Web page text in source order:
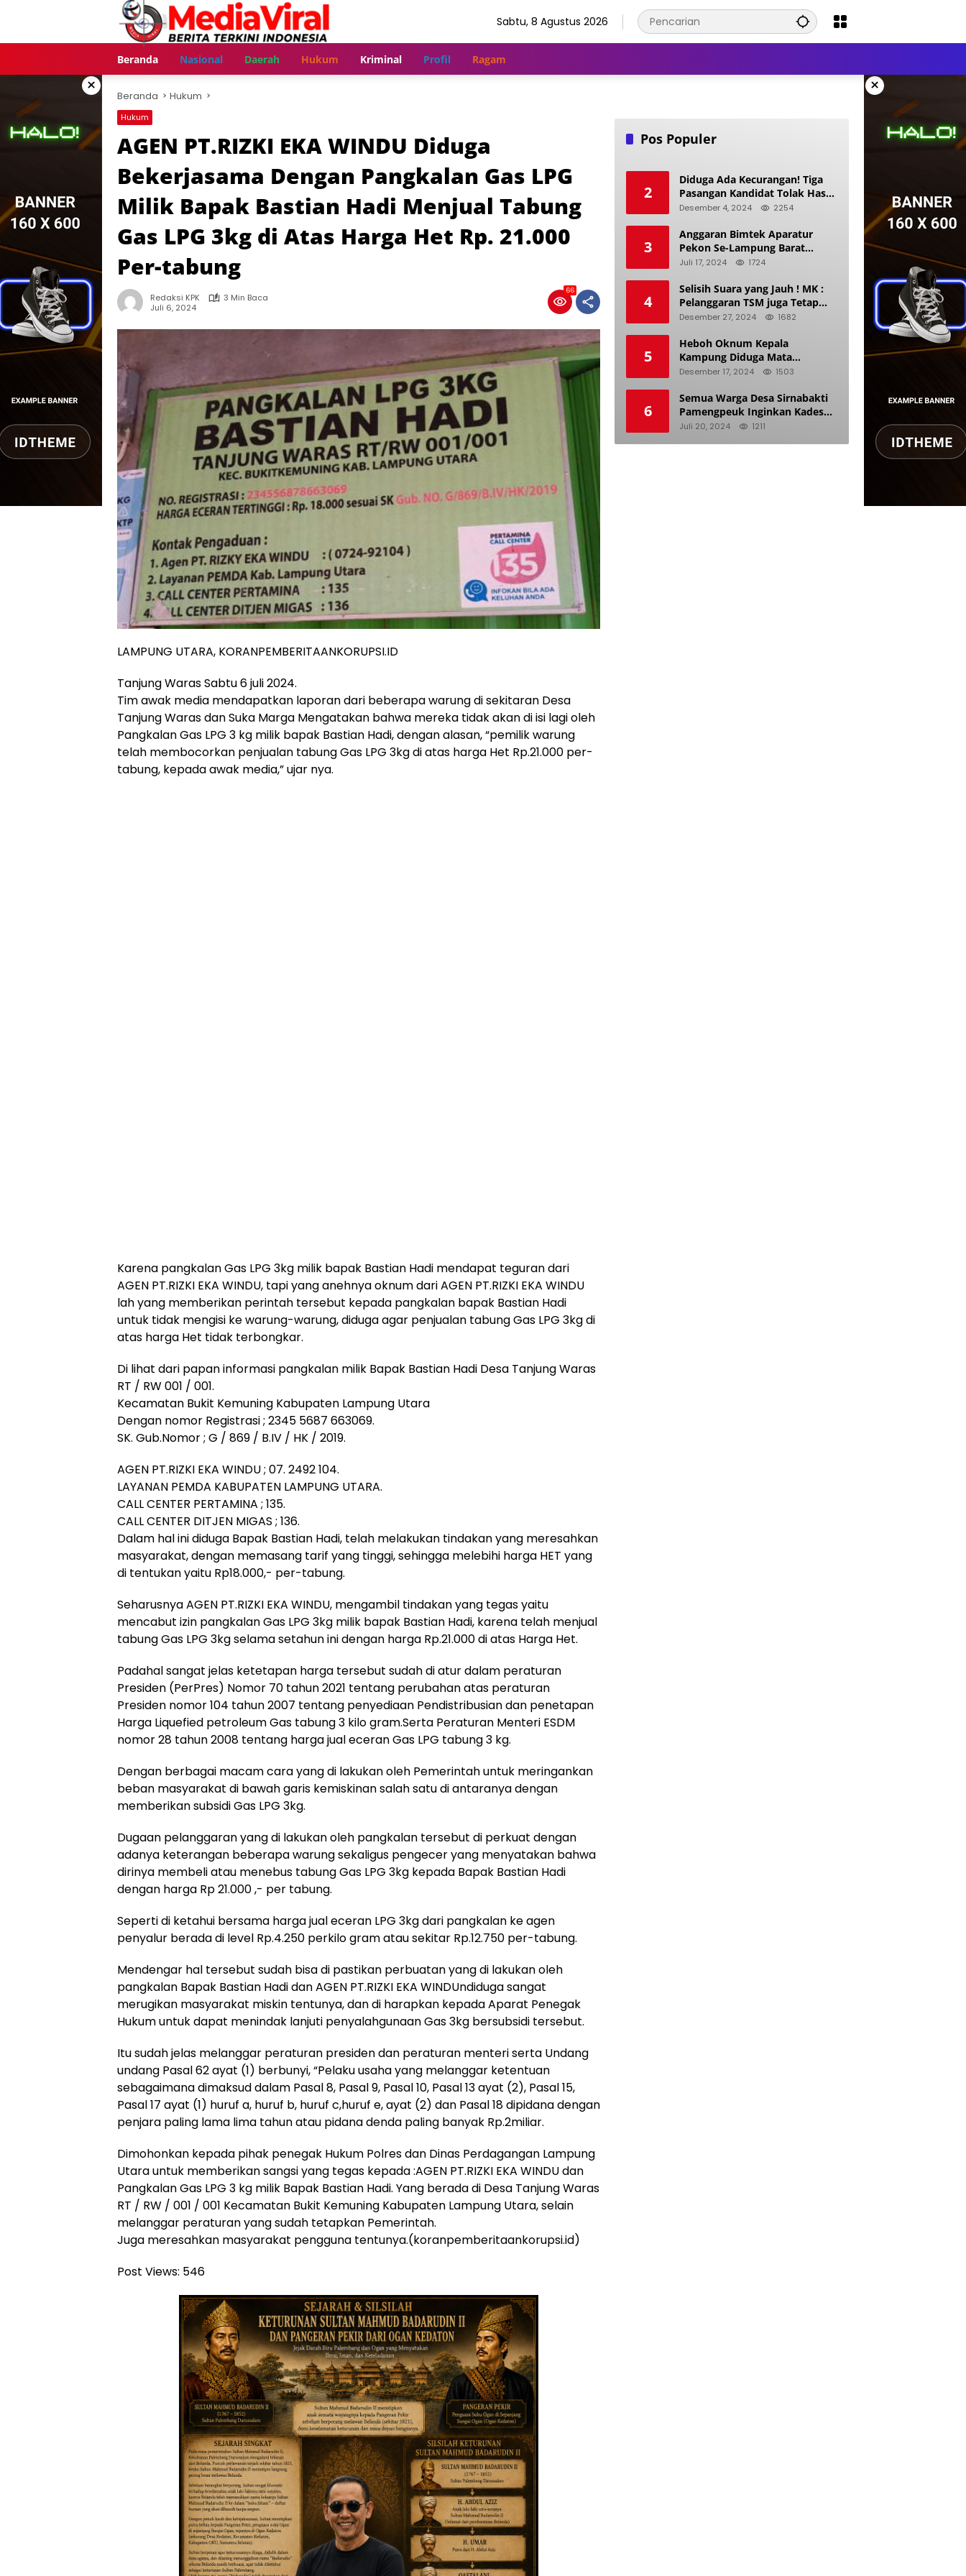
Sabtu, 8 Agustus 2026
Beranda Nasional Daerah Hukum Kriminal Profil Ragam
× ×
Beranda Hukum
Hukum
AGEN PT.RIZKI EKA WINDU Diduga
Bekerjasama Dengan Pangkalan Gas LPG
Milik Bapak Bastian Hadi Menjual Tabung
Gas LPG 3kg di Atas Harga Het Rp. 21.000
Per-tabung
Redaksi KPK
3 Min Baca
Juli 6, 2024
66
LAMPUNG UTARA, KORANPEMBERITAANKORUPSI.ID
Tanjung Waras Sabtu 6 juli 2024.
Tim awak media mendapatkan laporan dari beberapa warung di sekitaran Desa
Tanjung Waras dan Suka Marga Mengatakan bahwa mereka tidak akan di isi lagi oleh
Pangkalan Gas LPG 3 kg milik bapak Bastian Hadi, dengan alasan, “pemilik warung
telah membocorkan penjualan tabung Gas LPG 3kg di atas harga Het Rp.21.000 per-
tabung, kepada awak media,” ujar nya.
Karena pangkalan Gas LPG 3kg milik bapak Bastian Hadi mendapat teguran dari
AGEN PT.RIZKI EKA WINDU, tapi yang anehnya oknum dari AGEN PT.RIZKI EKA WINDU
lah yang memberikan perintah tersebut kepada pangkalan bapak Bastian Hadi
untuk tidak mengisi ke warung-warung, diduga agar penjualan tabung Gas LPG 3kg di
atas harga Het tidak terbongkar.
Di lihat dari papan informasi pangkalan milik Bapak Bastian Hadi Desa Tanjung Waras
RT / RW 001 / 001.
Kecamatan Bukit Kemuning Kabupaten Lampung Utara
Dengan nomor Registrasi ; 2345 5687 663069.
SK. Gub.Nomor ; G / 869 / B.IV / HK / 2019.
AGEN PT.RIZKI EKA WINDU ; 07. 2492 104.
LAYANAN PEMDA KABUPATEN LAMPUNG UTARA.
CALL CENTER PERTAMINA ; 135.
CALL CENTER DITJEN MIGAS ; 136.
Dalam hal ini diduga Bapak Bastian Hadi, telah melakukan tindakan yang meresahkan
masyarakat, dengan memasang tarif yang tinggi, sehingga melebihi harga HET yang
di tentukan yaitu Rp18.000,- per-tabung.
Seharusnya AGEN PT.RIZKI EKA WINDU, mengambil tindakan yang tegas yaitu
mencabut izin pangkalan Gas LPG 3kg milik bapak Bastian Hadi, karena telah menjual
tabung Gas LPG 3kg selama setahun ini dengan harga Rp.21.000 di atas Harga Het.
Padahal sangat jelas ketetapan harga tersebut sudah di atur dalam peraturan
Presiden (PerPres) Nomor 70 tahun 2021 tentang perubahan atas peraturan
Presiden nomor 104 tahun 2007 tentang penyediaan Pendistribusian dan penetapan
Harga Liquefied petroleum Gas tabung 3 kilo gram.Serta Peraturan Menteri ESDM
nomor 28 tahun 2008 tentang harga jual eceran Gas LPG tabung 3 kg.
Dengan berbagai macam cara yang di lakukan oleh Pemerintah untuk meringankan
beban masyarakat di bawah garis kemiskinan salah satu di antaranya dengan
memberikan subsidi Gas LPG 3kg.
Dugaan pelanggaran yang di lakukan oleh pangkalan tersebut di perkuat dengan
adanya keterangan beberapa warung sekaligus pengecer yang menyatakan bahwa
dirinya membeli atau menebus tabung Gas LPG 3kg kepada Bapak Bastian Hadi
dengan harga Rp 21.000 ,- per tabung.
Seperti di ketahui bersama harga jual eceran LPG 3kg dari pangkalan ke agen
penyalur berada di level Rp.4.250 perkilo gram atau sekitar Rp.12.750 per-tabung.
Mendengar hal tersebut sudah bisa di pastikan perbuatan yang di lakukan oleh
pangkalan Bapak Bastian Hadi dan AGEN PT.RIZKI EKA WINDUndiduga sangat
merugikan masyarakat miskin tentunya, dan di harapkan kepada Aparat Penegak
Hukum untuk dapat menindak lanjuti penyalahgunaan Gas 3kg bersubsidi tersebut.
Itu sudah jelas melanggar peraturan presiden dan peraturan menteri serta Undang
undang Pasal 62 ayat (1) berbunyi, “Pelaku usaha yang melanggar ketentuan
sebagaimana dimaksud dalam Pasal 8, Pasal 9, Pasal 10, Pasal 13 ayat (2), Pasal 15,
Pasal 17 ayat (1) huruf a, huruf b, huruf c,huruf e, ayat (2) dan Pasal 18 dipidana dengan
penjara paling lama lima tahun atau pidana denda paling banyak Rp.2miliar.
Dimohonkan kepada pihak penegak Hukum Polres dan Dinas Perdagangan Lampung
Utara untuk memberikan sangsi yang tegas kepada :AGEN PT.RIZKI EKA WINDU dan
Pangkalan Gas LPG 3 kg milik Bapak Bastian Hadi. Yang berada di Desa Tanjung Waras
RT / RW / 001 / 001 Kecamatan Bukit Kemuning Kabupaten Lampung Utara, selain
melanggar peraturan yang sudah tetapkan Pemerintah.
Juga meresahkan masyarakat pengguna tentunya.(koranpemberitaankorupsi.id)
Post Views: 546
Pos Populer
2
Diduga Ada Kecurangan! Tiga
Pasangan Kandidat Tolak Hasil
Pilkada Kerinci 2024
Desember 4, 2024 2254
3
Anggaran Bimtek Aparatur
Pekon Se-Lampung Barat
Diduga Ladang Korupsi Buat
Juli 17, 2024 1724
4
Selisih Suara yang Jauh ! MK :
Pelanggaran TSM juga Tetap
Mengacu pada Prinsip Keadilan
Desember 27, 2024 1682
5
Heboh Oknum Kepala
Kampung Diduga Mata
Keranjang dan Doyan Istri
Desember 17, 2024 1503
6
Semua Warga Desa Sirnabakti
Pamengpeuk Inginkan Kades
Herdi Hidayat di Berhentikan
Juli 20, 2024 1211